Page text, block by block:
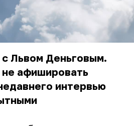
с Львом Деньговым.
не афишировать
интервью